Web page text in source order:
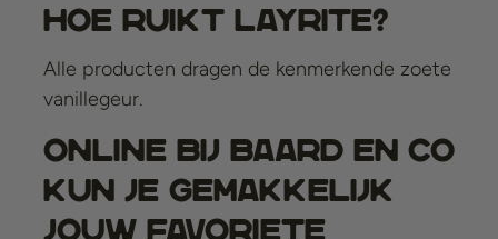
Hoe ruikt Layrite?
Alle producten dragen de kenmerkende zoete
vanillegeur.
Online bij Baard en Co
kun je gemakkelijk
jouw favoriete